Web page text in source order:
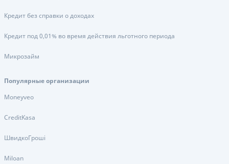
Кредит без справки о доходах
Кредит под 0,01% во время действия льготного периода
Микрозайм
Популярные организации
Moneyveo
CreditKasa
ШвидкоГроші
Miloan